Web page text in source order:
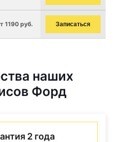
1190 руб. Записаться
наших
Форд
2 года